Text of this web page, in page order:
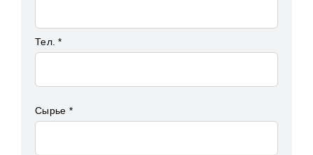
Тел. *
Сырье *